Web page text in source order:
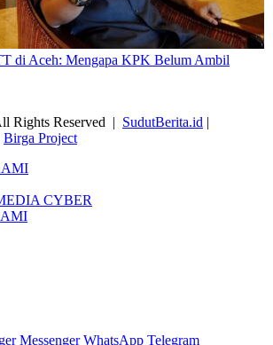
di Aceh: Mengapa KPK Belum Ambil
Rights Reserved | SudutBerita.id |
Birga Project
CYBER
Messenger WhatsApp Telegram